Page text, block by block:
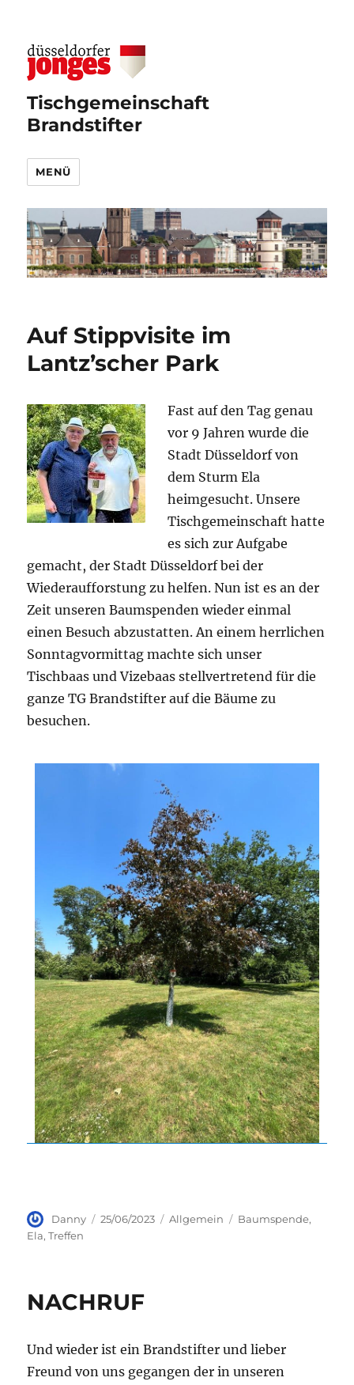
Tischgemeinschaft
Brandstifter
MENÜ
BlogAuf Stippvisite im
Lantz’scher Park
Fast auf den Tag genau
vor 9 Jahren wurde die
Stadt Düsseldorf von
dem Sturm Ela
heimgesucht. Unsere
Tischgemeinschaft hatte
es sich zur Aufgabe
gemacht, der Stadt Düsseldorf bei der
Wiederaufforstung zu helfen. Nun ist es an der
Zeit unseren Baumspenden wieder einmal
einen Besuch abzustatten. An einem herrlichen
Sonntagvormittag machte sich unser
Tischbaas und Vizebaas stellvertretend für die
ganze TG Brandstifter auf die Bäume zu
besuchen.
Autor
Danny
Veröffentlicht
25/06/2023 Kategorien
Allgemein Schlagwörter
Baumspende,
Ela,Treffen
NACHRUF
Und wieder ist ein Brandstifter und lieber
Freund von uns gegangen der in unseren